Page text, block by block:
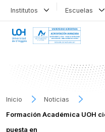
Institutos Escuelas
Inicio
Noticias
Formación Académica UOH
puesta en